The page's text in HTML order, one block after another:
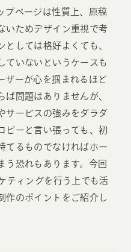
プページは性質上、原稿
いためデザイン重視で考
としては格好よくても、
ていないというケースも
ザーが心を掴まれるほど
ば問題はありませんが、
サービスの強みをダラダ
ピーと言い張っても、初
てるものでなければホー
う恐れもあります。今回
ティングを行う上でも活
作のポイントをご紹介し